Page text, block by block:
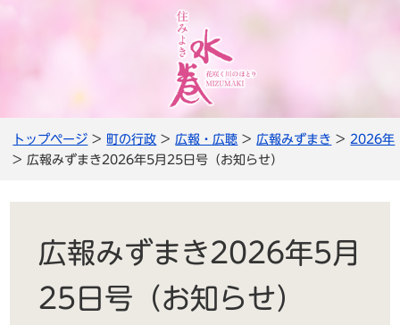
トップページ > 町の行政 > 広報・広聴 > 広報みずまき > 2026年
> 広報みずまき2026年5月25日号（お知らせ）
広報みずまき2026年5月
25日号（お知らせ）